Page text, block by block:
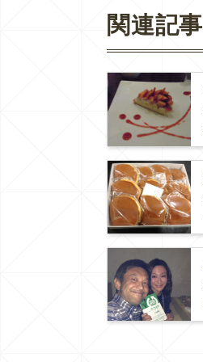
関連記事